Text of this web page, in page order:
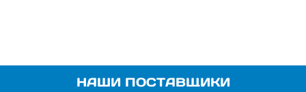
НАШИ ПОСТАВЩИКИ